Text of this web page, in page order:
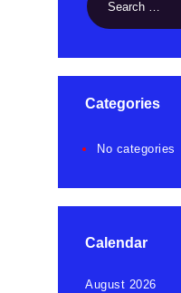
for:
Categories
No categories
Calendar
August 2026